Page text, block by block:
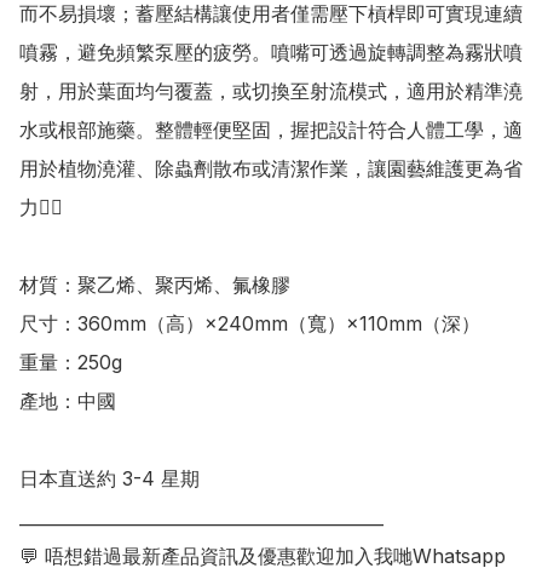
而不易損壞；蓄壓結構讓使用者僅需壓下槓桿即可實現連續
噴霧，避免頻繁泵壓的疲勞。噴嘴可透過旋轉調整為霧狀噴
射，用於葉面均勻覆蓋，或切換至射流模式，適用於精準澆
水或根部施藥。整體輕便堅固，握把設計符合人體工學，適
用於植物澆灌、除蟲劑散布或清潔作業，讓園藝維護更為省
力👍🏻
材質：聚乙烯、聚丙烯、氟橡膠
尺寸：360mm（高）×240mm（寬）×110mm（深）
重量：250g
產地：中國
日本直送約 3-4 星期
💬 唔想錯過最新產品資訊及優惠歡迎加入我哋Whatsapp